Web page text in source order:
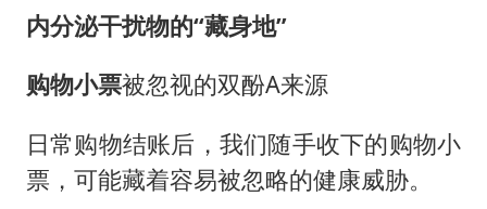
内分泌干扰物的“藏身地”
购物小票被忽视的双酚A来源
日常购物结账后，我们随手收下的购物小
票，可能藏着容易被忽略的健康威胁。